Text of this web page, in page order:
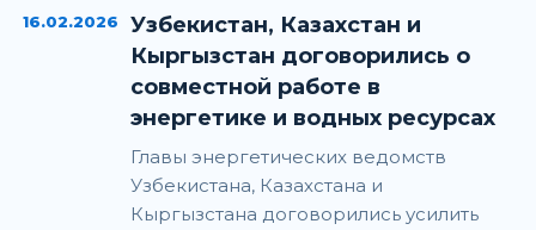
16.02.2026
Узбекистан, Казахстан и
Кыргызстан договорились о
совместной работе в
энергетике и водных ресурсах
Главы энергетических ведомств
Узбекистана, Казахстана и
Кыргызстана договорились усилить